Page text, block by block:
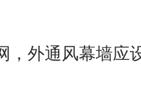
，外通风幕墙应